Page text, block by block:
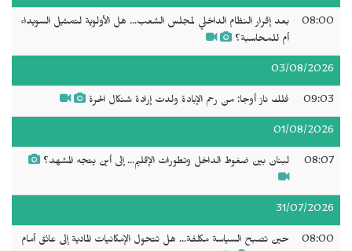
08:00
بعد إقرار النظام الداخلي لمجلس الشعب... هل الأولوية لتمثيل السويداء
أم للمحاسبة؟
03/08/2026
09:03 فلك ناز أوجا: من رحم الإبادة ولدت إرادة شنكال الحرة
01/08/2026
08:07 لبنان بين ضغوط الداخل وتطورات الإقليم... إلى أين يتجه المشهد؟
31/07/2026
08:00
حين تصبح السياسة مكلفة... هل تتحول الإمكانيات المادية إلى عائق أمام